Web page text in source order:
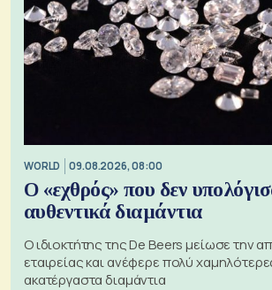
WORLD 09.08.2026, 08:00
Ο «εχθρός» που δεν
αυθεντικά διαμάντια
Ο ιδιοκτήτης της De Beers μείωσε την
εταιρείας και ανέφερε πολύ
ακατέργαστα διαμάντια